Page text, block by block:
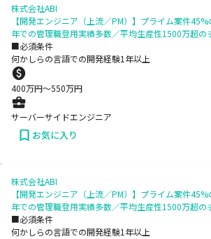
株式会社ABI
【開発エンジニア（上流／PM）】プライム案件
年での管理職登用実績多数／平均生産性1500万超の
■必須条件
何かしらの言語での開発経験1年以上
400万円〜550万円
サーバーサイドエンジニア
お気に入り
株式会社ABI
【開発エンジニア（上流／PM）】プライム案件
年での管理職登用実績多数／平均生産性1500万超の
■必須条件
何かしらの言語での開発経験1年以上